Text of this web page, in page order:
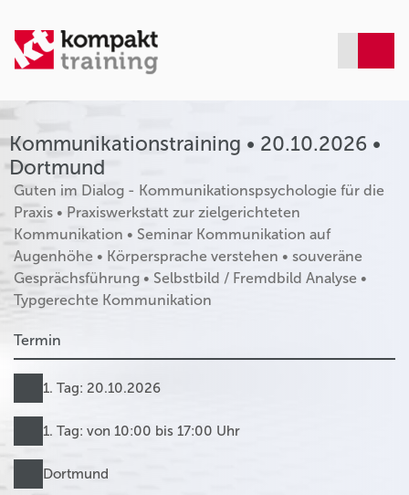
Kommunikationstraining • 20.10.2026 •
Dortmund
Guten im Dialog - Kommunikationspsychologie für die
Praxis • Praxiswerkstatt zur zielgerichteten
Kommunikation • Seminar Kommunikation auf
Augenhöhe • Körpersprache verstehen • souveräne
Gesprächsführung • Selbstbild / Fremdbild Analyse •
Typgerechte Kommunikation
Termin
1. Tag: 20.10.2026
1. Tag: von 10:00 bis 17:00 Uhr
Dortmund